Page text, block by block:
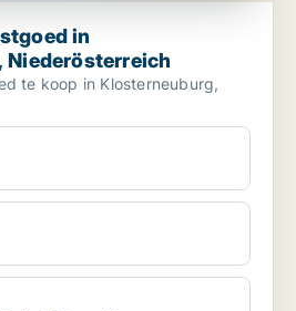
in
te koop in Klosterneuburg,